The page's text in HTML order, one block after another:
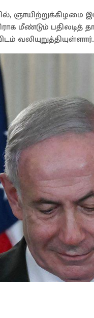
ஞாயிற்றுக்கிழமை
மீண்டும்
வலியுறுத்தியுள்ளார்.